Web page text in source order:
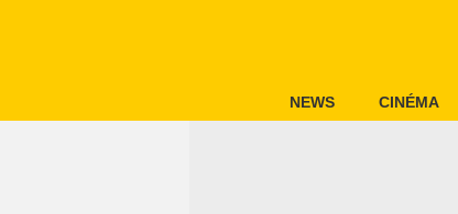
NEWS CINÉMA